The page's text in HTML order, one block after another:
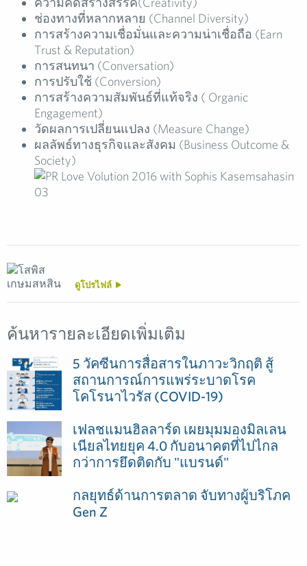
ช่องทางที่หลากหลาย (Channel Diversity)
การสร้างความเชื่อมั่นและความน่าเชื่อถือ (Earn
Trust & Reputation)
การสนทนา (Conversation)
การปรับใช้ (Conversion)
การสร้างความสัมพันธ์ที่แท้จริง ( Organic
Engagement)
วัดผลการเปลี่ยนแปลง (Measure Change)
ผลลัพธ์ทางธุรกิจและสังคม (Business Outcome &
Society)
ดูโปรไฟล์
ค้นหารายละเอียดเพิ่มเติม
5 วัคซีนการสื่อสารในภาวะวิกฤติ สู้
สถานการณ์การแพร่ระบาดโรค
โคโรนาไวรัส (COVID-19)
เฟลชแมนฮิลลาร์ด เผยมุมมองมิลเลน
เนียลไทยยุค 4.0 กับอนาคตที่ไปไกล
กว่าการยึดติดกับ "แบรนด์"
กลยุทธ์ด้านการตลาด จับทางผู้บริโภค
Gen Z